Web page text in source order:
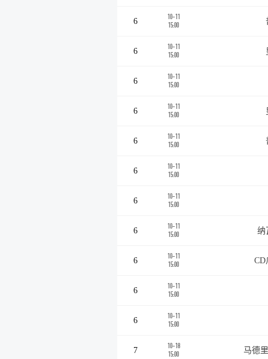
6
10-11
15:00
6
10-11
15:00
6
10-11
15:00
6
10-11
15:00
6
10-11
15:00
6
10-11
15:00
6
10-11
15:00
6
10-11
15:00
纳
6
10-11
15:00
CD
6
10-11
15:00
6
10-11
15:00
7
10-18
15:00
马德